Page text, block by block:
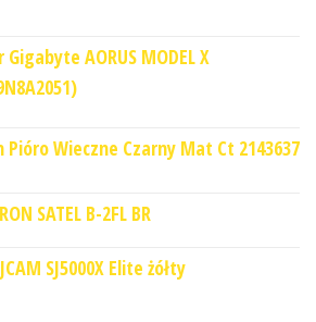
AORUS MODEL X
Wieczne Czarny Mat Ct 2143637
SATEL B-2FL BR
SJ5000X Elite żółty